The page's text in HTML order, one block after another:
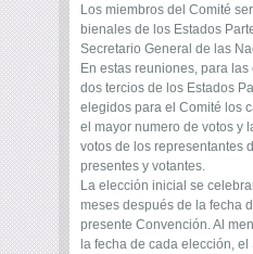
Los miembros del Comité
bienales de los Estados
Secretario General de las
En estas reuniones, para
dos tercios de los Estados
elegidos para el Comité los
el mayor numero de votos y
votos de los representantes
presentes y votantes.
La elección inicial se
meses después de la fecha
presente Convención. Al
la fecha de cada elección,